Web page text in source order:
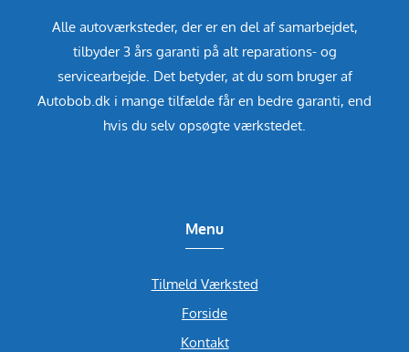
Alle autoværksteder, der er en del af samarbejdet,
tilbyder 3 års garanti på alt reparations- og
servicearbejde. Det betyder, at du som bruger af
Autobob.dk i mange tilfælde får en bedre garanti, end
hvis du selv opsøgte værkstedet.
Menu
Tilmeld Værksted
Forside
Kontakt